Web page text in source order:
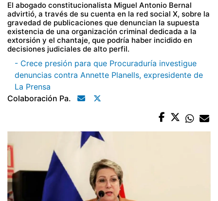
El abogado constitucionalista Miguel Antonio Bernal
advirtió, a través de su cuenta en la red social X, sobre la
gravedad de publicaciones que denuncian la supuesta
existencia de una organización criminal dedicada a la
extorsión y el chantaje, que podría haber incidido en
decisiones judiciales de alto perfil.
- Crece presión para que Procuraduría investigue
denuncias contra Annette Planells, expresidente de
La Prensa
Colaboración Pa.